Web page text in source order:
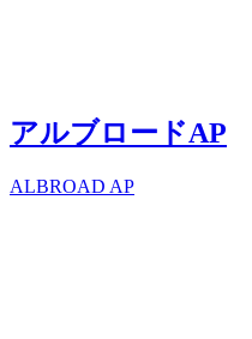
アルブロードAP
ALBROAD AP